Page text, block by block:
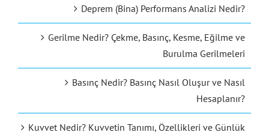
Deprem (Bina) Performans Analizi Nedir?
Gerilme Nedir? Çekme, Basınç, Kesme, Eğilme ve
Burulma Gerilmeleri
Basınç Nedir? Basınç Nasıl Oluşur ve Nasıl
Hesaplanır?
Kuvvet Nedir? Kuvvetin Tanımı, Özellikleri ve Günlük